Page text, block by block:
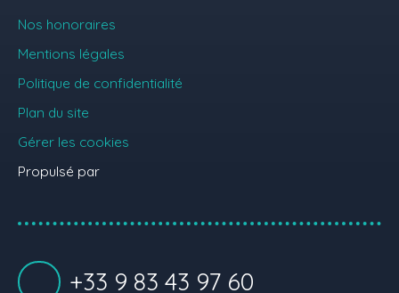
Nos honoraires
Mentions légales
Politique de confidentialité
Plan du site
Gérer les cookies
Propulsé par
+33 9 83 43 97 60